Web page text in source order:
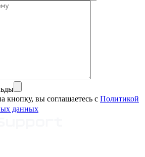
кнопку, вы соглашаетесь с Политикой
данных